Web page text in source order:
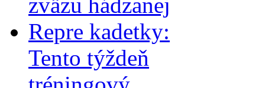
Repre kadetky:
Tento týždeň